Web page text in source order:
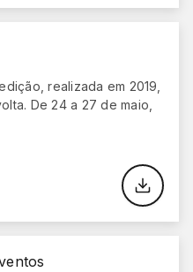
realizada em 2019,
De 24 a 27 de maio,